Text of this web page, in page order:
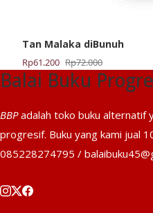
Tan Malaka diBunuh
Rp72.000
Harga
aslinya
adalah:
Rp61.200
Harga
saat
ini
Rp61.200.
Balai Buku
BBPadalah toko buku alternatif
progresif. Buku yang kami jual
085228274795 /